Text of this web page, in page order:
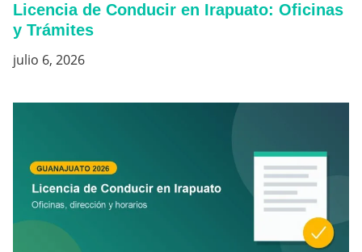
Licencia de Conducir en Irapuato: Oficinas
y Trámites
julio 6, 2026